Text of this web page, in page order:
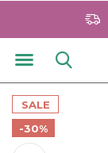
SALE
-30%